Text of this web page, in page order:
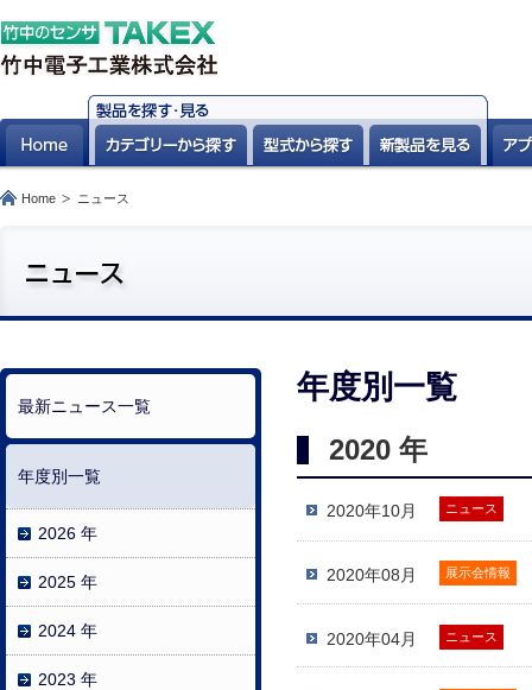
Home ニュース
最新ニュース一覧
年度別一覧
2026 年
2025 年
2024 年
2023 年
年度別一覧
2020 年
2020年10月 ニュース
2020年08月 展示会情報
2020年04月 ニュース